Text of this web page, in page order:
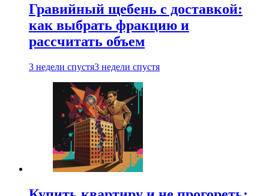
Гравийный щебень с доставкой:
как выбрать фракцию и
рассчитать объем
3 недели спустя3 недели спустя